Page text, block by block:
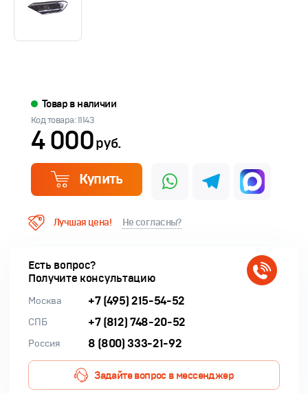
Товар в наличии
Код товара: 11143
4 000руб.
Купить
Лучшая цена! Не согласны?
Есть вопрос?
Получите консультацию
Москва +7 (495) 215-54-52
СПБ +7 (812) 748-20-52
Россия 8 (800) 333-21-92
Задайте вопрос в мессенджер